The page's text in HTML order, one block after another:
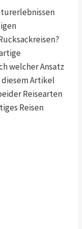
welcher Ansatz
Artikel
Reisearten
Reisen